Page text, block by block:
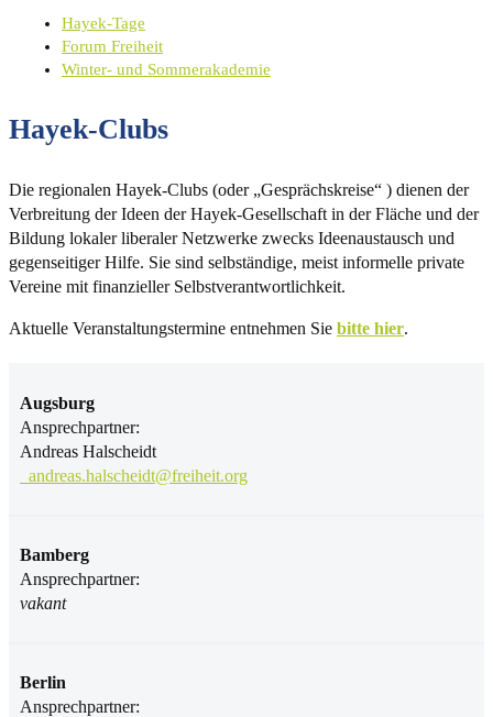
Hayek-Tage
Forum Freiheit
Winter- und Sommerakademie
Hayek-Clubs
Die regionalen Hayek-Clubs (oder „Gesprächskreise“ ) dienen der
Verbreitung der Ideen der Hayek-Gesellschaft in der Fläche und der
Bildung lokaler liberaler Netzwerke zwecks Ideenaustausch und
gegenseitiger Hilfe. Sie sind selbständige, meist informelle private
Vereine mit finanzieller Selbstverantwortlichkeit.
Aktuelle Veranstaltungstermine entnehmen Sie bitte hier.
Augsburg
Ansprechpartner:
Andreas Halscheidt
andreas.halscheidt@freiheit.org
Bamberg
Ansprechpartner:
vakant
Berlin
Ansprechpartner: